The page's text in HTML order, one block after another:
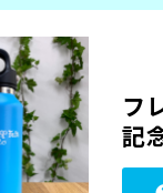
フ
記